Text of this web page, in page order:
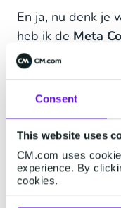
Consent
This website uses
CM.com uses
experience. By
cookies.
En ja, nu denk je
heb ik de Meta
doen? Kan dit
implementatie?
ingaan.